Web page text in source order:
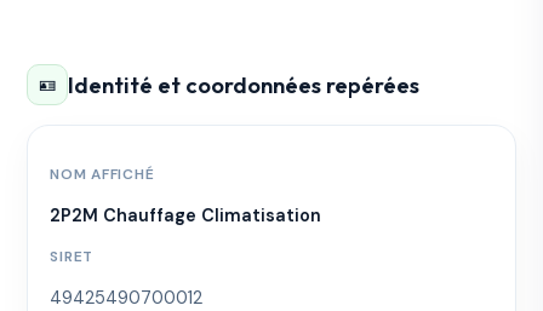
🪪 Identité et coordonnées repérées
NOM AFFICHÉ
2P2M Chauffage Climatisation
SIRET
49425490700012